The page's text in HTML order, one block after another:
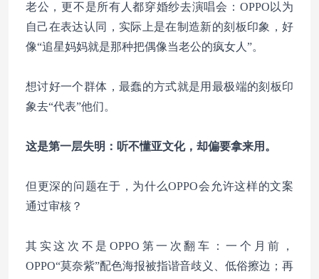
老公，更不是所有人都穿婚纱去演唱会：OPPO以为
自己在表达认同，实际上是在制造新的刻板印象，好
像“追星妈妈就是那种把偶像当老公的疯女人”。
想讨好一个群体，最蠢的方式就是用最极端的刻板印
象去“代表”他们。
这是第一层失明：听不懂亚文化，却偏要拿来用。
但更深的问题在于，为什么OPPO会允许这样的文案
通过审核？
其实这次不是OPPO第一次翻车：一个月前，
OPPO“莫奈紫”配色海报被指谐音歧义、低俗擦边；再